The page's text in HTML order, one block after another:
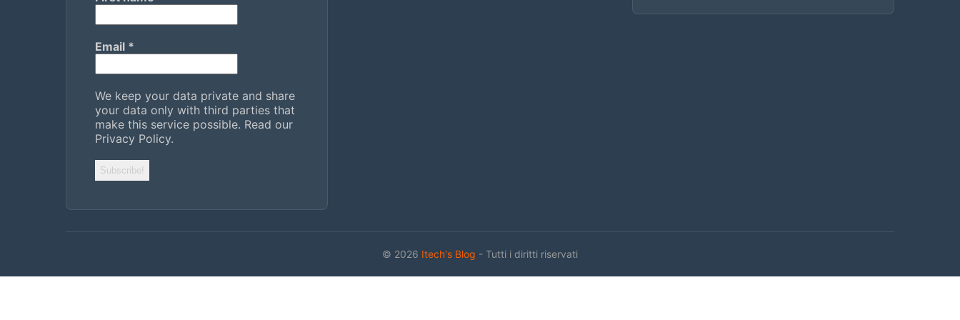
Email *
We keep your data private and share
your data only with third parties that
make this service possible. Read our
Privacy Policy.
© 2026 Itech's Blog - Tutti i diritti riservati